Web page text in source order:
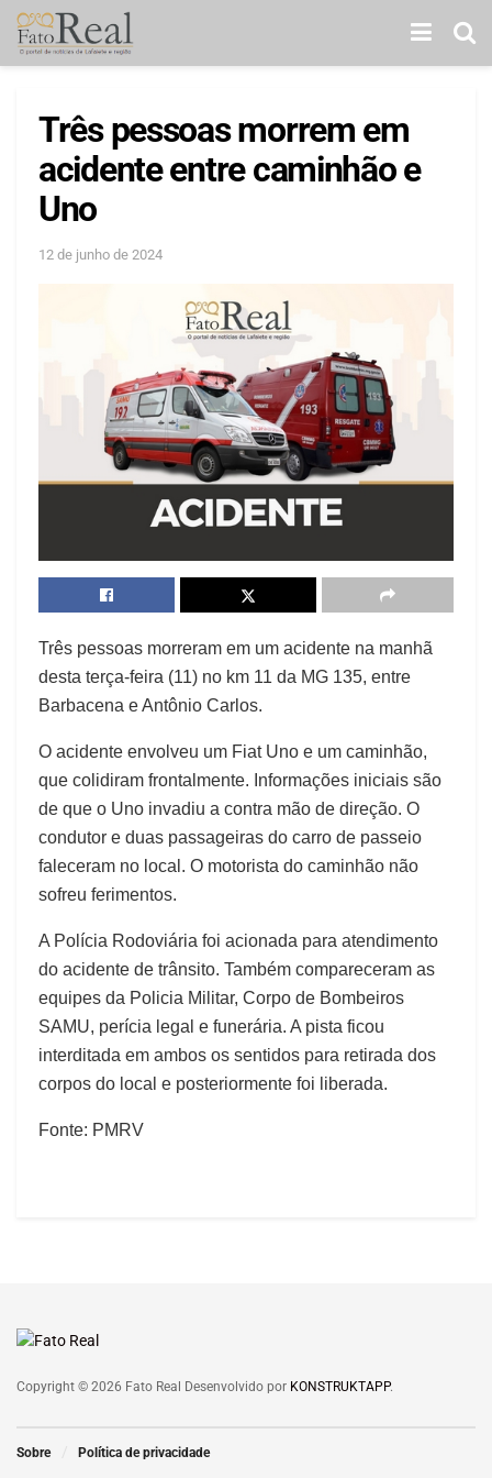
Três pessoas morrem em
acidente entre caminhão e
Uno
12 de junho de 2024
Três pessoas morreram em um acidente na manhã
desta terça-feira (11) no km 11 da MG 135, entre
Barbacena e Antônio Carlos.
O acidente envolveu um Fiat Uno e um caminhão,
que colidiram frontalmente. Informações iniciais são
de que o Uno invadiu a contra mão de direção. O
condutor e duas passageiras do carro de passeio
faleceram no local. O motorista do caminhão não
sofreu ferimentos.
A Polícia Rodoviária foi acionada para atendimento
do acidente de trânsito. Também compareceram as
equipes da Policia Militar, Corpo de Bombeiros
SAMU, perícia legal e funerária. A pista ficou
interditada em ambos os sentidos para retirada dos
corpos do local e posteriormente foi liberada.
Fonte: PMRV
Copyright © 2026 Fato Real Desenvolvido por KONSTRUKTAPP.
Sobre Política de privacidade